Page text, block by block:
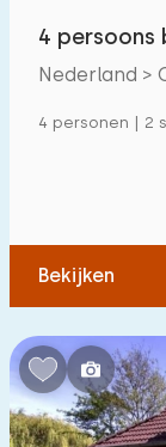
Niet op
Villa
Tiny house
Woonboot
4 persoons
Nederland >
4 personen | 2
Bekijken